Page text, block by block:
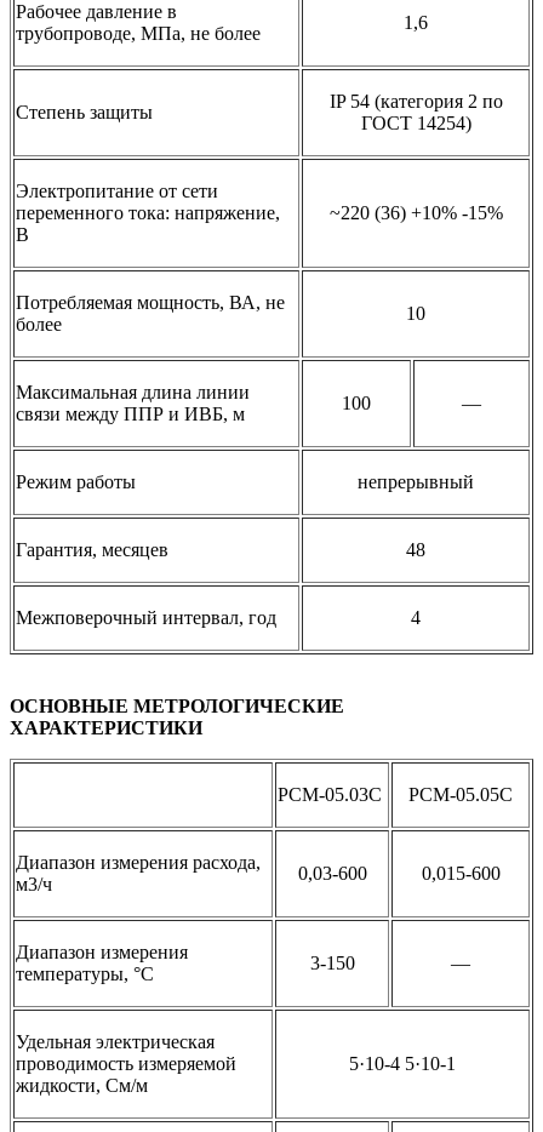
Рабочее давление в
трубопроводе, МПа, не более
1,6
Степень защиты
IP 54 (категория 2 по
ГОСТ 14254)
Электропитание от сети
переменного тока: напряжение,
В
~220 (36) +10% -15%
Потребляемая мощность, ВА, не
более
10
Максимальная длина линии
связи между ППР и ИВБ, м
100 —
Режим работы непрерывный
Гарантия, месяцев 48
Межповерочный интервал, год 4
ОСНОВНЫЕ МЕТРОЛОГИЧЕСКИЕ
ХАРАКТЕРИСТИКИ
РСМ-05.03С РСМ-05.05С
Диапазон измерения расхода,
м3/ч
0,03-600 0,015-600
Диапазон измерения
температуры, °С
3-150 —
Удельная электрическая
проводимость измеряемой
жидкости, См/м
5·10-4 5·10-1